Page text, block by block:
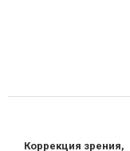
Коррекция зрения,